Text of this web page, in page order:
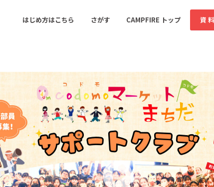
はじめ方はこちら さがす CAMPFIRE トップ 資
すめのコミュニティ 人気のコミュニティ 新着のコ
音楽 舞台・パフォーマ
ゲーム・サービス開発 フード・飲食店
書籍・雑誌出版 アニメ・漫画
ソーシャルグッド ビューティー・